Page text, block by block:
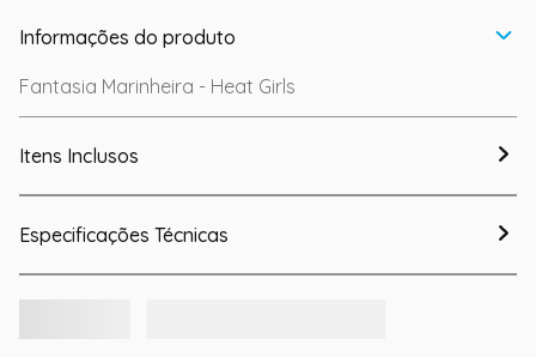
Informações do produto
Fantasia Marinheira - Heat Girls
Itens Inclusos
Especificações Técnicas